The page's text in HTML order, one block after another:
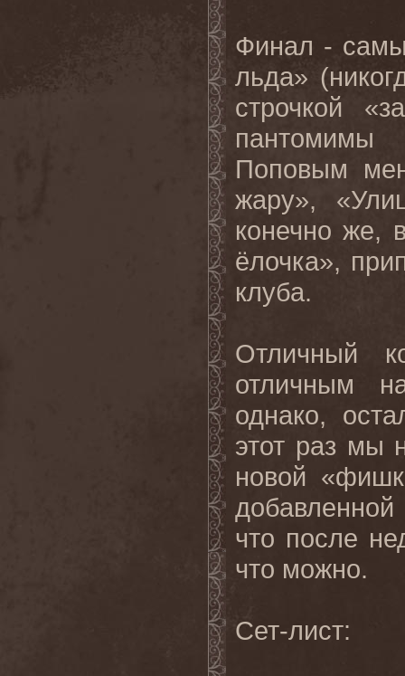
Финал -
льда»
строчкой
Поповым
жару»,
конечно же,
ёлочка»,
клуба.
Отличный
отличным
однако,
этот раз мы
новой
что после
что можно.
Сет-лист: